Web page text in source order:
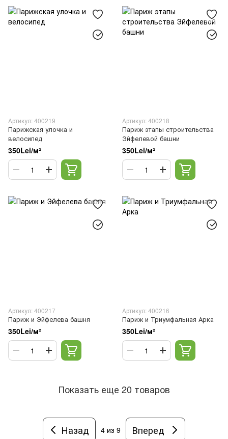
Артикул: 400219
Парижская улочка и
велосипед
350Lei/м²
Артикул: 400218
Париж этапы строительства
Эйфелевой башни
350Lei/м²
Артикул: 400217
Париж и Эйфелева башня
350Lei/м²
Артикул: 400216
Париж и Триумфальная Арка
350Lei/м²
Показать еще 20 товаров
Назад 4 из 9 Вперед